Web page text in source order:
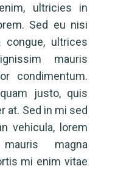
ultricies in
Sed eu nisi
congue, ultrices
mauris
condimentum.
justo, quis
at. Sed in mi sed
vehicula, lorem
magna
mi enim vitae